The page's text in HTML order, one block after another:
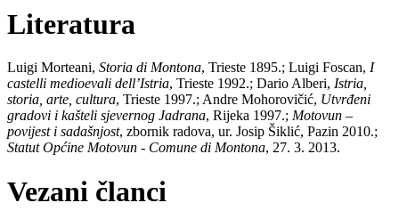
Literatura
Luigi Morteani, Storia di Montona, Trieste 1895.; Luigi Foscan, I
castelli medioevali dell’Istria, Trieste 1992.; Dario Alberi, Istria,
storia, arte, cultura, Trieste 1997.; Andre Mohorovičić, Utvrđeni
gradovi i kašteli sjevernog Jadrana, Rijeka 1997.; Motovun –
povijest i sadašnjost, zbornik radova, ur. Josip Šiklić, Pazin 2010.;
Statut Općine Motovun - Comune di Montona, 27. 3. 2013.
Vezani članci